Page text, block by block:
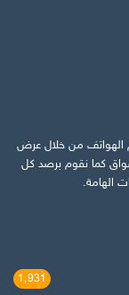
الهواتف من خلال عرض
كما نقوم برصد كل
الهامة.
1٬931